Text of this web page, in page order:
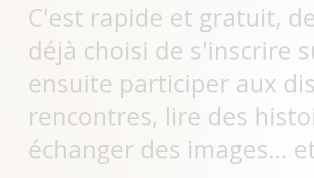
C'est rapide et gratuit,
déjà choisi de s'inscrire
ensuite participer aux
rencontres, lire des
échanger des images...